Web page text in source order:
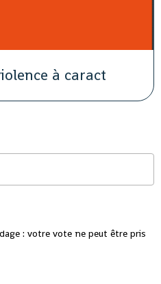
à caract
: votre vote ne peut être pris